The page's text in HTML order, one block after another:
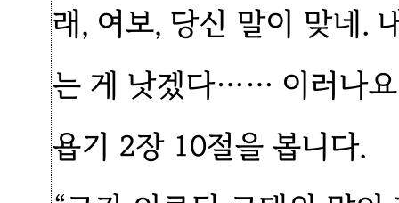
래, 여보, 당신 말이 맞네.
는 게 낫겠다…… 이러나
욥기 2장 10절을 봅니다.